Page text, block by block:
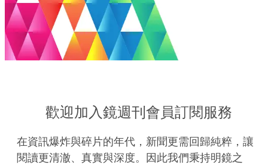
歡迎加入鏡週刊會員訂閱服務
在資訊爆炸與碎片的年代，新聞更需回歸純粹，讓
閱讀更清澈、真實與深度。因此我們秉持明鏡之